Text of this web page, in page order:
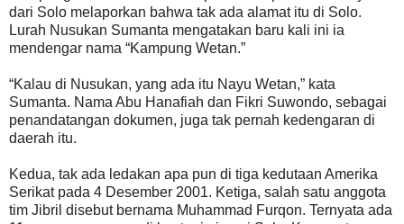
dari Solo melaporkan bahwa tak ada alamat itu di Solo.
Lurah Nusukan Sumanta mengatakan baru kali ini ia
mendengar nama “Kampung Wetan.”
“Kalau di Nusukan, yang ada itu Nayu Wetan,” kata
Sumanta. Nama Abu Hanafiah dan Fikri Suwondo, sebagai
penandatangan dokumen, juga tak pernah kedengaran di
daerah itu.
Kedua, tak ada ledakan apa pun di tiga kedutaan Amerika
Serikat pada 4 Desember 2001. Ketiga, salah satu anggota
tim Jibril disebut bernama Muhammad Furqon. Ternyata ada